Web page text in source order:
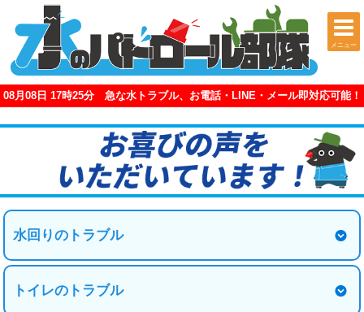
メニュー
08月08日 17時25分 急な水トラブル、お電話・LINE・メール即対応可能！
水回りのトラブル
トイレのトラブル